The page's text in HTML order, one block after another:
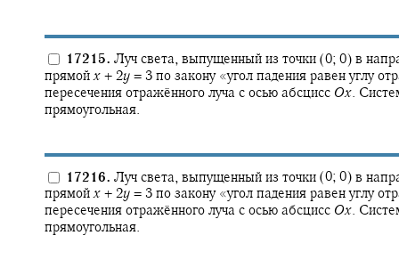
17215. Луч света, выпущенный из точки (0; 0) в
прямойx + 2y = 3 по закону «угол падения равен углу
пересечения отражённого луча с осью абсцисс Ox.
прямоугольная.
17216. Луч света, выпущенный из точки (0; 0) в
прямойx + 2y = 3 по закону «угол падения равен углу
пересечения отражённого луча с осью абсцисс Ox.
прямоугольная.